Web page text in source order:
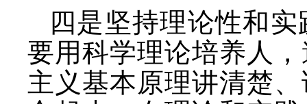
四是坚持理论性和
要用科学理论培养人
主义基本原理讲清楚